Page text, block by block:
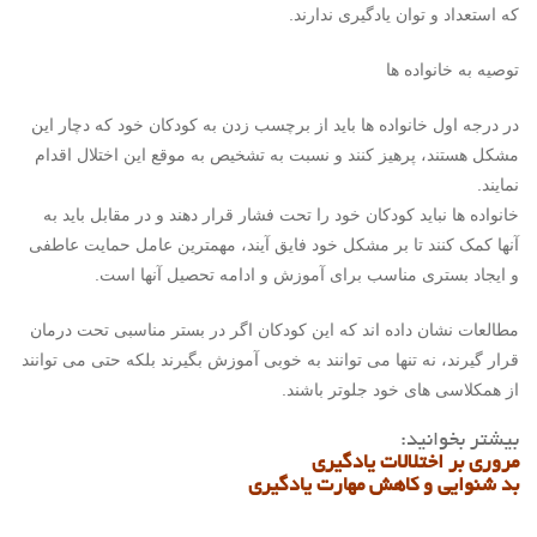
که استعداد و توان یادگیری ندارند.
توصیه به خانواده ها
در درجه اول خانواده ها باید از برچسب زدن به کودکان خود که دچار این
مشکل هستند، پرهیز کنند و نسبت به تشخیص به موقع این اختلال اقدام
نمایند.
خانواده ها نباید کودکان خود را تحت فشار قرار دهند و در مقابل باید به
آنها کمک کنند تا بر مشکل خود فایق آیند، مهمترین عامل حمایت عاطفی
و ایجاد بستری مناسب برای آموزش و ادامه تحصیل آنها است.
مطالعات نشان داده اند که این کودکان اگر در بستر مناسبی تحت درمان
قرار گیرند، نه تنها می توانند به خوبی آموزش بگیرند بلکه حتی می توانند
از همکلاسی های خود جلوتر باشند.
بیشتر بخوانید:
مروری بر اختلالات یادگیری
بد شنوایی و کاهش مهارت یادگیری